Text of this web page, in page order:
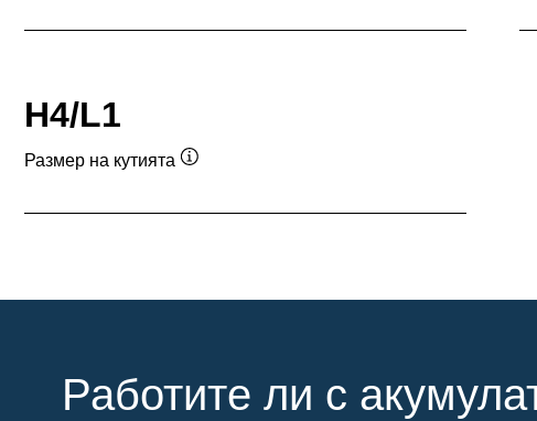
H4/L1
Размер на кутията
Работите ли с